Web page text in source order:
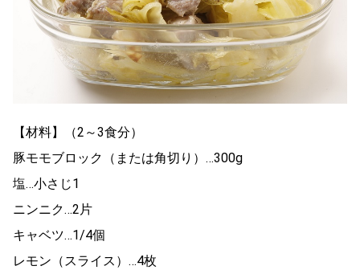
【材料】（2～3食分）
豚モモブロック（または角切り）…300g
塩…小さじ1
ニンニク…2片
キャベツ…1/4個
レモン（スライス）…4枚